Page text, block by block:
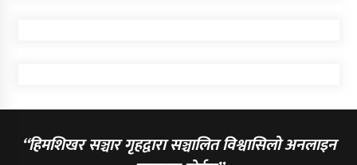
“हिमशिखर सञ्चार गृहद्वारा सञ्चालित विश्वासिलो अनलाइन